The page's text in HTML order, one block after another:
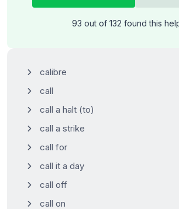
93 out of 132 found this
calibre
call
call a halt (to)
call a strike
call for
call it a day
call off
call on